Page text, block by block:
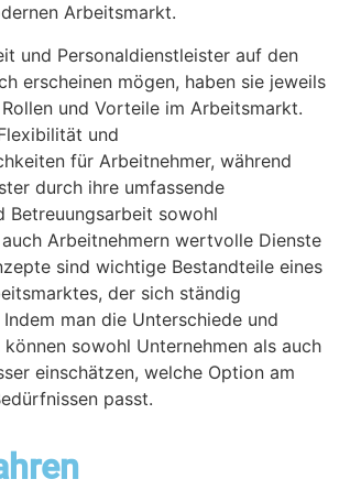
Arbeitsmarkt.
und Personaldienstleister auf den
erscheinen mögen, haben sie jeweils
und Vorteile im Arbeitsmarkt.
und
für Arbeitnehmer, während
durch ihre umfassende
Betreuungsarbeit sowohl
Arbeitnehmern wertvolle Dienste
sind wichtige Bestandteile eines
der sich ständig
man die Unterschiede und
sowohl Unternehmen als auch
einschätzen, welche Option am
passt.